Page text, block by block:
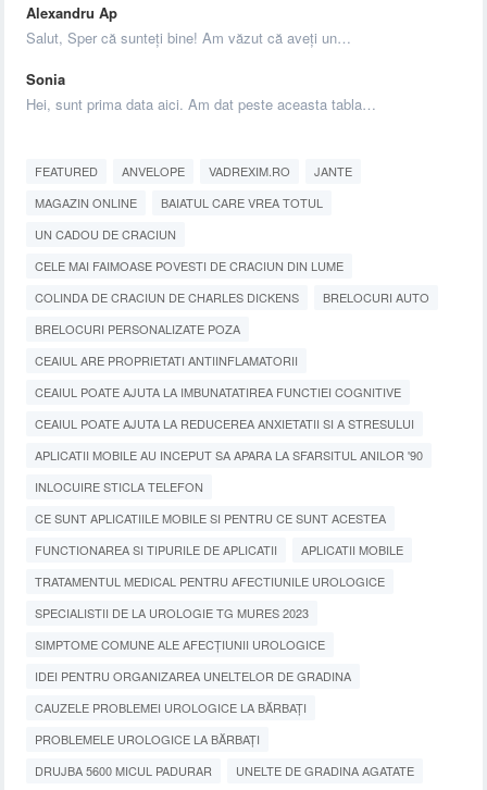
Alexandru Ap
Salut, Sper că sunteți bine! Am văzut că aveți un…
Sonia
Hei, sunt prima data aici. Am dat peste aceasta tabla…
FEATURED ANVELOPE VADREXIM.RO
JANTE
MAGAZIN ONLINE
BAIATUL CARE VREA TOTUL
UN CADOU DE CRACIUN
CELE MAI FAIMOASE POVESTI DE CRACIUN DIN LUME
COLINDA DE CRACIUN DE CHARLES DICKENS
BRELOCURI AUTO
BRELOCURI PERSONALIZATE POZA
CEAIUL ARE PROPRIETATI ANTIINFLAMATORII
CEAIUL POATE AJUTA LA IMBUNATATIREA FUNCTIEI COGNITIVE
CEAIUL POATE AJUTA LA REDUCEREA ANXIETATII SI A STRESULUI
APLICATII MOBILE AU INCEPUT SA APARA LA SFARSITUL ANILOR '90
INLOCUIRE STICLA TELEFON
CE SUNT APLICATIILE MOBILE SI PENTRU CE SUNT ACESTEA
FUNCTIONAREA SI TIPURILE DE APLICATII
APLICATII MOBILE
TRATAMENTUL MEDICAL PENTRU AFECTIUNILE UROLOGICE
SPECIALISTII DE LA UROLOGIE TG MURES 2023
SIMPTOME COMUNE ALE AFECȚIUNII UROLOGICE
IDEI PENTRU ORGANIZAREA UNELTELOR DE GRADINA
CAUZELE PROBLEMEI UROLOGICE LA BĂRBAȚI
PROBLEMELE UROLOGICE LA BĂRBAȚI
DRUJBA 5600 MICUL PADURAR
UNELTE DE GRADINA AGATATE